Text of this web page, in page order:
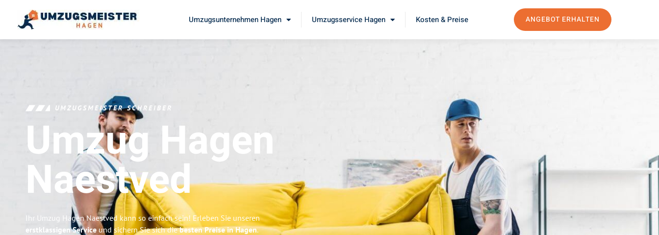
Umzugsunternehmen Hagen Umzugsservice Hagen Kosten & Preise ANGEBOT ERHALTEN
UMZUGSMEISTER SCHREIBER
Umzug Hagen
Naestved
Ihr Umzug Hagen Naestved kann so einfach sein! Erleben Sie unseren
erstklassigen Service und sichern Sie sich diebesten Preise in Hagen.